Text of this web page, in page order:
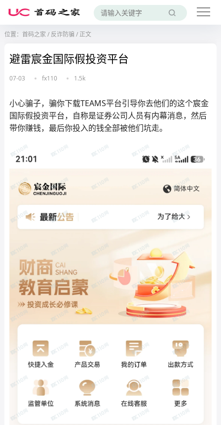
位置： 首码之家 / 反诈防骗 /正文
避雷宸金国际假投资平台
07-03 fx110 1.5k
小心骗子，骗你下载TEAMS平台引导你去他们的这个宸金
国际假投资平台，自称是证券公司人员有内幕消息，然后
带你赚钱，最后你投入的钱全部被他们坑走。